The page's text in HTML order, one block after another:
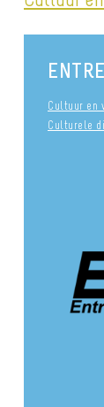
Cultuur en
Culturele